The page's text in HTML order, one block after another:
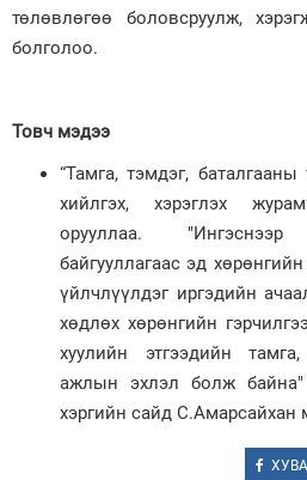
төлөвлөгөө боловсруулж,
болголоо.
Товч мэдээ
“Тамга, тэмдэг,
хийлгэх, хэрэглэх
орууллаа.
байгууллагаас эд
үйлчлүүлдэг иргэдийн
хөдлөх хөрөнгийн
хуулийн этгээдийн
ажлын эхлэл болж
хэргийн сайд С.Амарсайхан